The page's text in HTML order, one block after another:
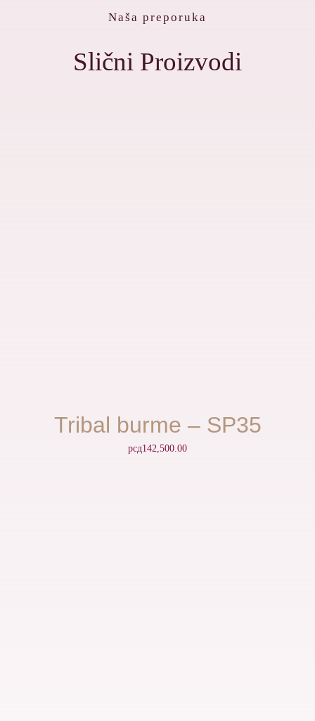
Naša preporuka
Slični Proizvodi
Tribal burme – SP35
рсд142,500.00